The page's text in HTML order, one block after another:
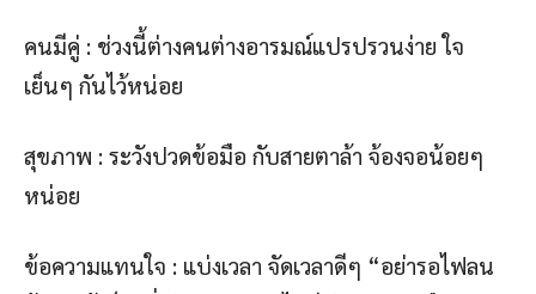
คนมีคู่ : ช่วงนี้ต่างคนต่างอารมณ์แปรปรวนง่าย ใจ
เย็นๆ กันไว้หน่อย
สุขภาพ : ระวังปวดข้อมือ กับสายตาล้า จ้องจอน้อยๆ
หน่อย
ข้อความแทนใจ : แบ่งเวลา จัดเวลาดีๆ “อย่ารอไฟลน